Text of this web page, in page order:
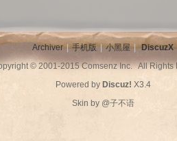
Archiver | 手机版 | 小黑屋 | DiscuzX
© 2001-2015Comsenz Inc.All Rights
Powered by Discuz! X3.4
Skin by @子不语